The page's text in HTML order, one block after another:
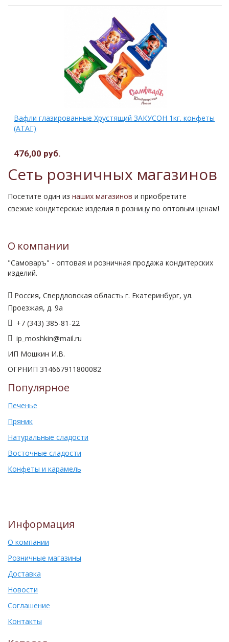
Вафли глазированные Хрустящий ЗАКУСОН 1кг. конфеты
(АТАГ)
476,00 руб.
Сеть розничных магазинов
Посетите один из наших магазинов и приобретите
свежие кондитерские изделия в розницу по оптовым ценам!
О компании
"Самоваръ" - оптовая и розничная продажа кондитерских
изделий.
Россия, Свердловская область г. Екатеринбург, ул.
Проезжая, д. 9а
+7 (343) 385-81-22
ip_moshkin@mail.ru
ИП Мошкин И.В.
ОГРНИП 314667911800082
Популярное
Печенье
Пряник
Натуральные сладости
Восточные сладости
Конфеты и карамель
Информация
О компании
Розничные магазины
Доставка
Новости
Соглашение
Контакты